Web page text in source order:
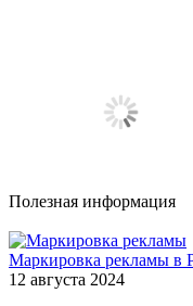
Полезная информация
Маркировка рекламы в
12 августа 2024